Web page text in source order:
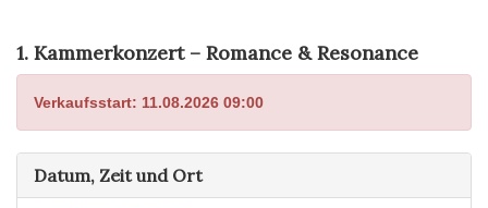
1. Kammerkonzert – Romance & Resonance
Verkaufsstart: 11.08.2026 09:00
Datum, Zeit und Ort